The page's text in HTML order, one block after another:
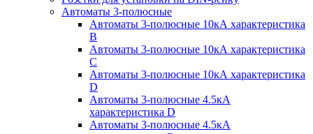
Автоматы 3-полюсные
Автоматы 3-полюсные 10кА характеристика
B
Автоматы 3-полюсные 10кА характеристика
C
Автоматы 3-полюсные 10кА характеристика
D
Автоматы 3-полюсные 4.5кА
характеристика D
Автоматы 3-полюсные 4.5кА